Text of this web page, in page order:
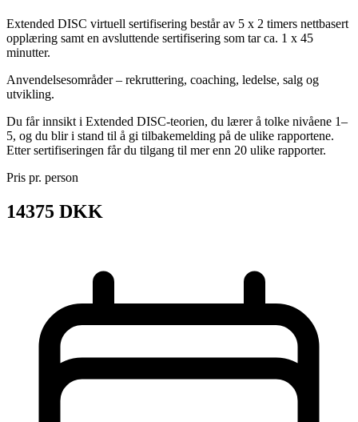
Extended DISC virtuell sertifisering består av 5 x 2 timers nettbasert
opplæring samt en avsluttende sertifisering som tar ca. 1 x 45
minutter.
Anvendelsesområder – rekruttering, coaching, ledelse, salg og
utvikling.
Du får innsikt i Extended DISC-teorien, du lærer å tolke nivåene 1–
5, og du blir i stand til å gi tilbakemelding på de ulike rapportene.
Etter sertifiseringen får du tilgang til mer enn 20 ulike rapporter.
Pris pr. person
14375 DKK